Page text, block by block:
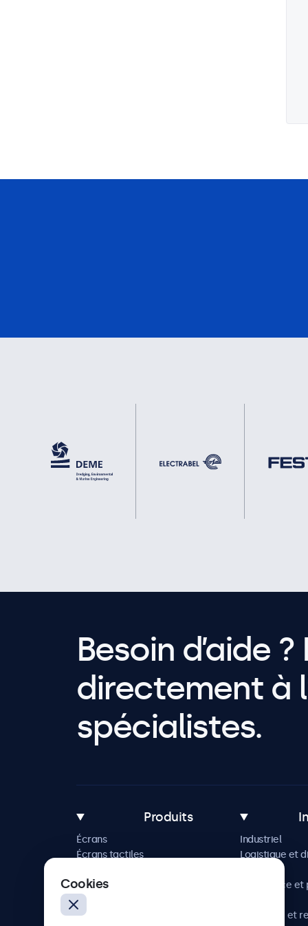
Besoin d’aide
directement à
spécialistes.
Produits
Écrans
Écrans tactiles
Solutions sur mesure
Industriel
Logistique et
Commerce et
Hôtellerie et
Cookies